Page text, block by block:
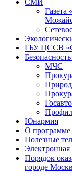
Газета
ГБУ ЦССВ
МЧС
Юнармия
О
Полезные
Порядок
городе